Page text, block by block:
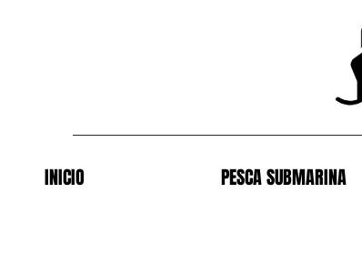
INICIO PESCA SUBMARINA